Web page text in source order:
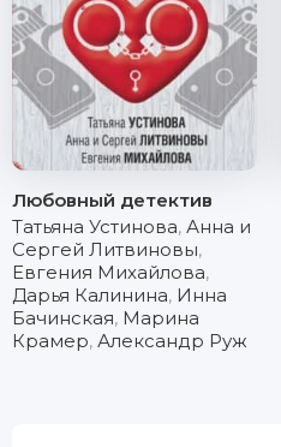
Любовный детектив
Татьяна Устинова, Анна и
Сергей Литвиновы,
Евгения Михайлова,
Дарья Калинина, Инна
Бачинская, Марина
Крамер, Александр Руж